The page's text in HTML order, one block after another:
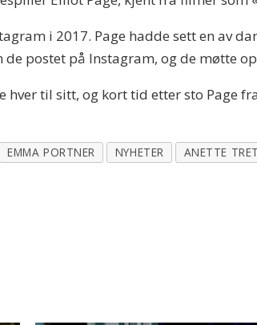
i 2017. Page hadde sett en av
postet på Instagram, og de møtte
hver til sitt, og kort tid etter sto Page
EMMA PORTNER NYHETER ANETTE